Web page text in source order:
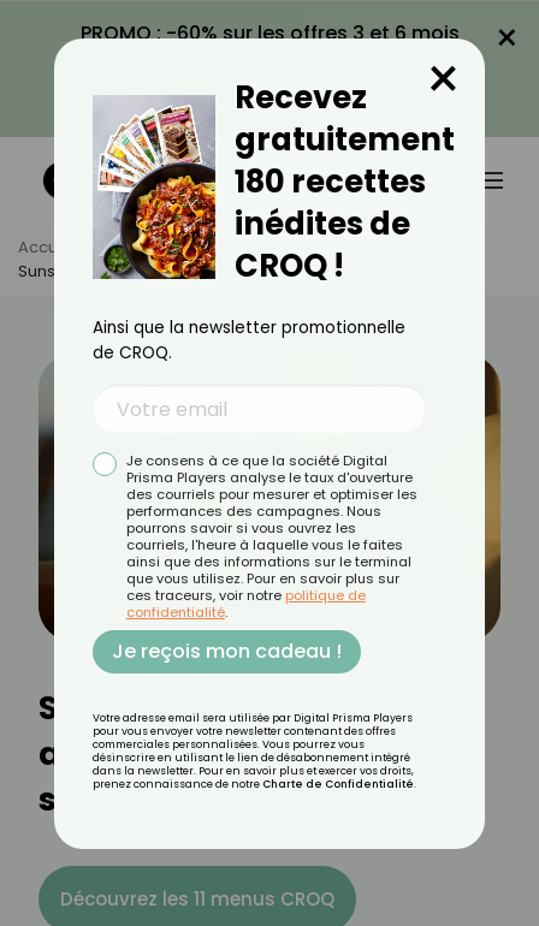
PROMO : -60% sur les offres 3 et 6 mois
VOIR LA PROMO
×
Accueil Actus
Psychologie
Sunset Anxiety : Quand On Angoisse Au Coucher Du Soleil
Sunset anxiety : quand on
angoisse au coucher du
soleil
Découvrez les 11 menus CROQ
Recevez
gratuitement
180 recettes
inédites de
CROQ !
×
Ainsi que la newsletter promotionnelle
de CROQ.
Je consens à ce que la société Digital
Prisma Players analyse le taux d'ouverture
des courriels pour mesurer et optimiser les
performances des campagnes. Nous
pourrons savoir si vous ouvrez les
courriels, l'heure à laquelle vous le faites
ainsi que des informations sur le terminal
que vous utilisez. Pour en savoir plus sur
ces traceurs, voir notre politique de
confidentialité.
Je reçois mon cadeau !
Votre adresse email sera utilisée par Digital Prisma Players
pour vous envoyer votre newsletter contenant des offres
commerciales personnalisées. Vous pourrez vous
désinscrire en utilisant le lien de désabonnement intégré
dans la newsletter. Pour en savoir plus et exercer vos droits,
prenez connaissance de notre Charte de Confidentialité.